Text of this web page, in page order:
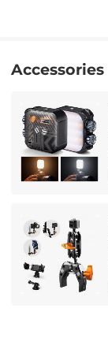
Accessories